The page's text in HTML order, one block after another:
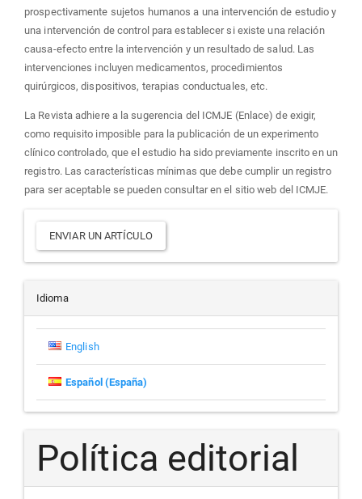
prospectivamente sujetos humanos a una intervención de estudio y
una intervención de control para establecer si existe una relación
causa-efecto entre la intervención y un resultado de salud. Las
intervenciones incluyen medicamentos, procedimientos
quirúrgicos, dispositivos, terapias conductuales, etc.
La Revista adhiere a la sugerencia del ICMJE (Enlace) de exigir,
como requisito imposible para la publicación de un experimento
clínico controlado, que el estudio ha sido previamente inscrito en un
registro. Las características mínimas que debe cumplir un registro
para ser aceptable se pueden consultar en el sitio web del ICMJE.
Enviar
un
artículo
ENVIAR UN ARTÍCULO
Idioma
English
Español (España)
Política editorial